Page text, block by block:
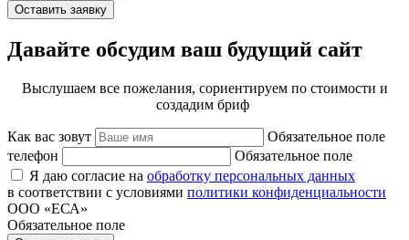
Оставить заявку
Давайте обсудим ваш будущий сайт
Выслушаем все пожелания, сориентируем по стоимости и
создадим бриф
Как вас зовут
Обязательное поле
телефон
Обязательное поле
Я даю согласие на обработку персональных данных
в соответствии с условиями политики конфиденциальности
ООО «ЕСА»
Обязательное поле